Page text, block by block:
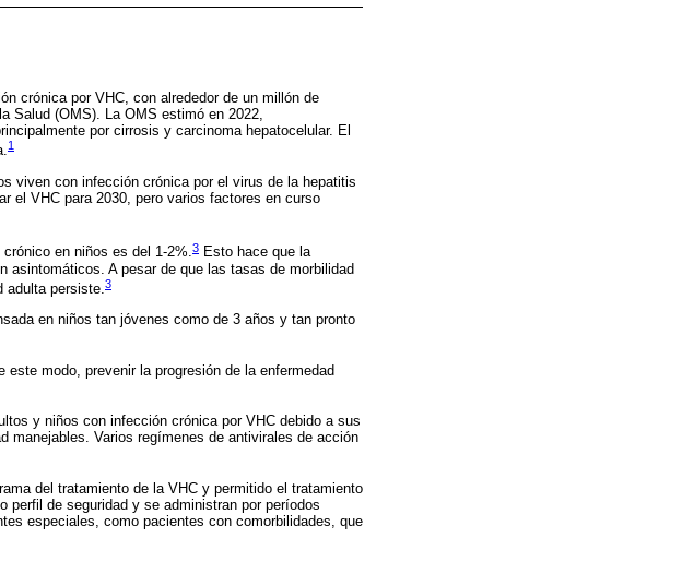
crónica por VHC, con alrededor de un millón de
Salud (OMS). La OMS estimó en 2022,
por cirrosis y carcinoma hepatocelular. El
1
viven con infección crónica por el virus de la hepatitis
el VHC para 2030, pero varios factores en curso
en niños es del 1-2%.3 Esto hace que la
A pesar de que las tasas de morbilidad
adulta persiste.3
en niños tan jóvenes como de 3 años y tan pronto
modo, prevenir la progresión de la enfermedad
y niños con infección crónica por VHC debido a sus
manejables. Varios regímenes de antivirales de acción
del tratamiento de la VHC y permitido el tratamiento
perfil de seguridad y se administran por períodos
especiales, como pacientes con comorbilidades, que